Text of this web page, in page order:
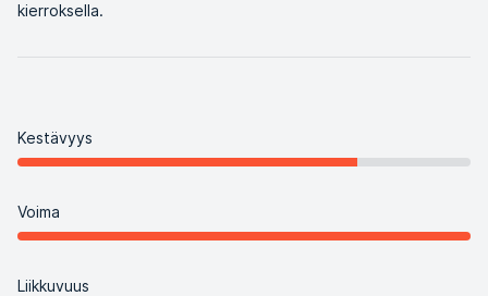
kierroksella.
Kestävyys
Voima
Liikkuvuus